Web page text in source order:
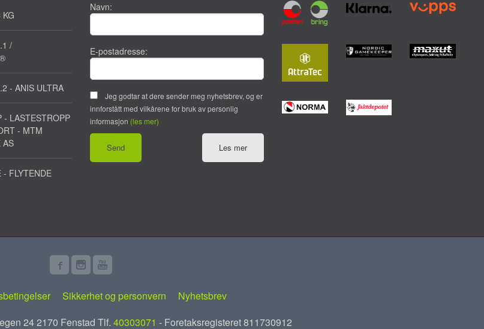
/
- ANIS ULTRA
- LASTESTROPP
- MTM
AS
FLYTENDE
Navn:
E-postadresse:
Jeg godtar at dere sender meg nyhetsbrev, og er
innforstått med vilkårene for bruk av personlig
informasjon (les mer)
Les mer
Sikkerhet og personvern
Nyhetsbrev
24 2170 Fenstad Tlf. 40303071 - Foretaksregisteret 811730912